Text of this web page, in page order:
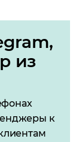
из
к